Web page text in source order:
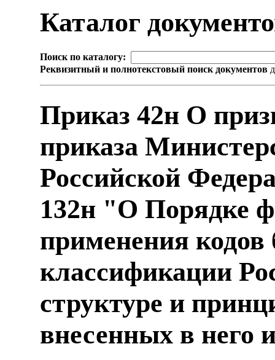
Каталог
Поиск по каталогу:
Реквизитный и полнотекстовый поиск документов
Приказ 42н О
приказа
Российской
132н "О Порядке
применения
классификации
структуре и
внесенных в него